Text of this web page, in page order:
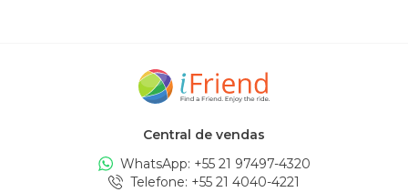
Central de vendas
WhatsApp: +55 21 97497-4320
Telefone: +55 21 4040-4221